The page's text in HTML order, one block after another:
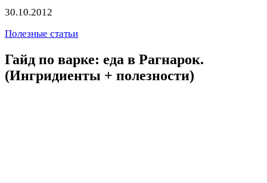
30.10.2012
Полезные статьи
Гайд по варке: еда в Рагнарок.
(Ингридиенты + полезности)